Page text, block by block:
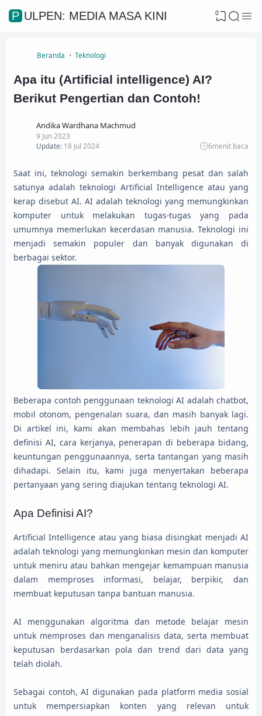
PULPEN: MEDIA MASA KINI 0
Beranda Teknologi
Apa itu (Artificial intelligence) AI?
Berikut Pengertian dan Contoh!
Andika Wardhana Machmud
9 Jun 2023
Update: 18 Jul 2024 6menit baca
Saat ini, teknologi semakin berkembang pesat dan salah
satunya adalah teknologi Artificial Intelligence atau yang
kerap disebut AI. AI adalah teknologi yang memungkinkan
komputer untuk melakukan tugas-tugas yang pada
umumnya memerlukan kecerdasan manusia. Teknologi ini
menjadi semakin populer dan banyak digunakan di
berbagai sektor.
Beberapa contoh penggunaan teknologi AI adalah chatbot,
mobil otonom, pengenalan suara, dan masih banyak lagi.
Di artikel ini, kami akan membahas lebih jauh tentang
definisi AI, cara kerjanya, penerapan di beberapa bidang,
keuntungan penggunaannya, serta tantangan yang masih
dihadapi. Selain itu, kami juga menyertakan beberapa
pertanyaan yang sering diajukan tentang teknologi AI.
Apa Definisi AI?
Artificial Intelligence atau yang biasa disingkat menjadi AI
adalah teknologi yang memungkinkan mesin dan komputer
untuk meniru atau bahkan mengejar kemampuan manusia
dalam memproses informasi, belajar, berpikir, dan
membuat keputusan tanpa bantuan manusia.
AI menggunakan algoritma dan metode belajar mesin
untuk memproses dan menganalisis data, serta membuat
keputusan berdasarkan pola dan trend dari data yang
telah diolah.
Sebagai contoh, AI digunakan pada platform media sosial
untuk mempersiapkan konten yang relevan untuk